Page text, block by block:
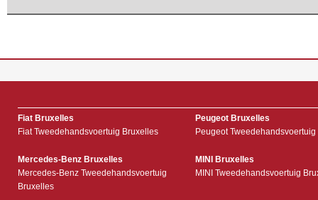
Fiat Bruxelles
Fiat Tweedehandsvoertuig Bruxelles
Peugeot Bruxelles
Peugeot
Mercedes-Benz Bruxelles
Mercedes-Benz Tweedehandsvoertuig
Bruxelles
MINI Bruxelles
MINI Tweedehandsvoertuig